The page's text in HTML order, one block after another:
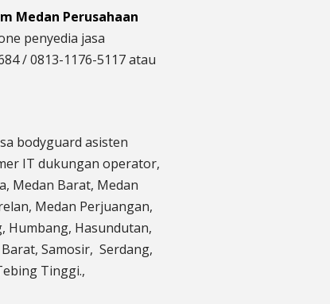
Medan Perusahaan
penyedia jasa
/ 0813-1176-5117 atau
bodyguard asisten
IT dukungan operator,
Medan Barat, Medan
Medan Perjuangan,
Humbang, Hasundutan,
Samosir, Serdang,
Tinggi.,